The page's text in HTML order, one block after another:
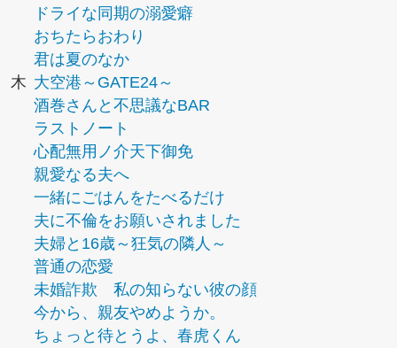
ドライな同期の溺愛癖
おちたらおわり
君は夏のなか
木 大空港～GATE24～
酒巻さんと不思議なBAR
ラストノート
心配無用ノ介天下御免
親愛なる夫へ
一緒にごはんをたべるだけ
夫に不倫をお願いされました
夫婦と16歳～狂気の隣人～
普通の恋愛
未婚詐欺 私の知らない彼の顔
今から、親友やめようか。
ちょっと待とうよ、春虎くん